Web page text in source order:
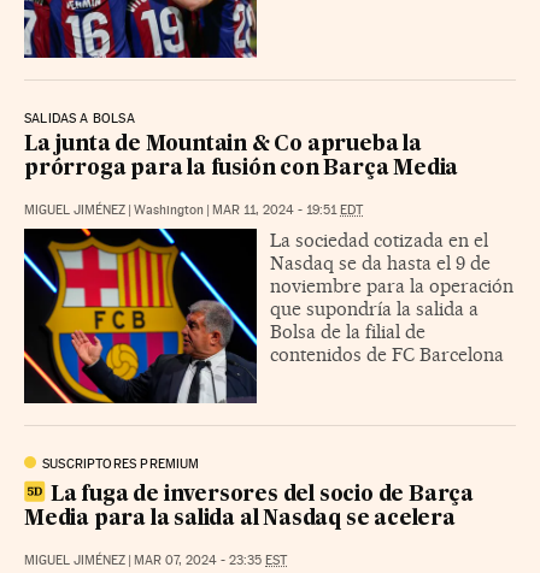
SALIDAS A BOLSA
La junta de Mountain & Co aprueba la
prórroga para la fusión con Barça Media
MIGUEL JIMÉNEZ Washington MAR 11, 2024 - 19:51 EDT
La sociedad cotizada en el
Nasdaq se da hasta el 9 de
noviembre para la operación
que supondría la salida a
Bolsa de la filial de
contenidos de FC Barcelona
SUSCRIPTORES PREMIUM
La fuga de inversores del socio de Barça
Media para la salida al Nasdaq se acelera
MIGUEL JIMÉNEZ MAR 07, 2024 - 23:35 EST